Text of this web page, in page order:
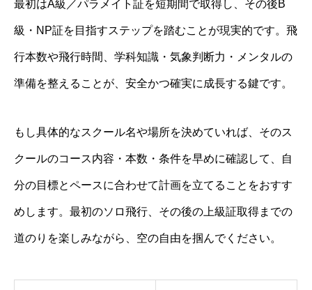
最初はA級／パラメイト証を短期間で取得し、その後B
級・NP証を目指すステップを踏むことが現実的です。飛
行本数や飛行時間、学科知識・気象判断力・メンタルの
準備を整えることが、安全かつ確実に成長する鍵です。
もし具体的なスクール名や場所を決めていれば、そのス
クールのコース内容・本数・条件を早めに確認して、自
分の目標とペースに合わせて計画を立てることをおすす
めします。最初のソロ飛行、その後の上級証取得までの
道のりを楽しみながら、空の自由を掴んでください。